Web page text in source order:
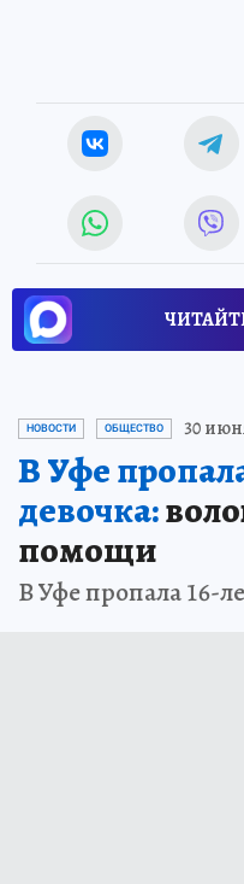
НОВОСТИ ОБЩЕСТВО 30
В Уфе
девочка:
помощи
В Уфе пропала 16-